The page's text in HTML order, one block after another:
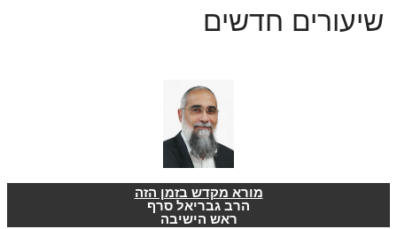
שיעורים חדשים
מורא מקדש בזמן הזה
הרב גבריאל סרף
ראש הישיבה